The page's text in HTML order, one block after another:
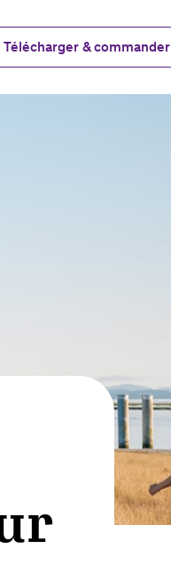
Télécharger & commander